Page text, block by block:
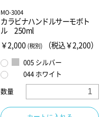
MO-3004
カラビナハンドルサーモボト
ル 250ml
￥2,000 (税別) （税込￥2,200）
005 シルバー
044 ホワイト
数量